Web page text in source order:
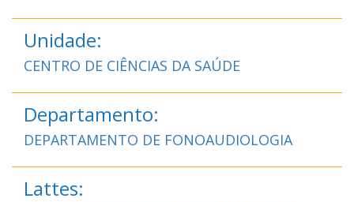
Unidade:
CENTRO DE CIÊNCIAS DA SAÚDE
Departamento:
DEPARTAMENTO DE FONOAUDIOLOGIA
Lattes: